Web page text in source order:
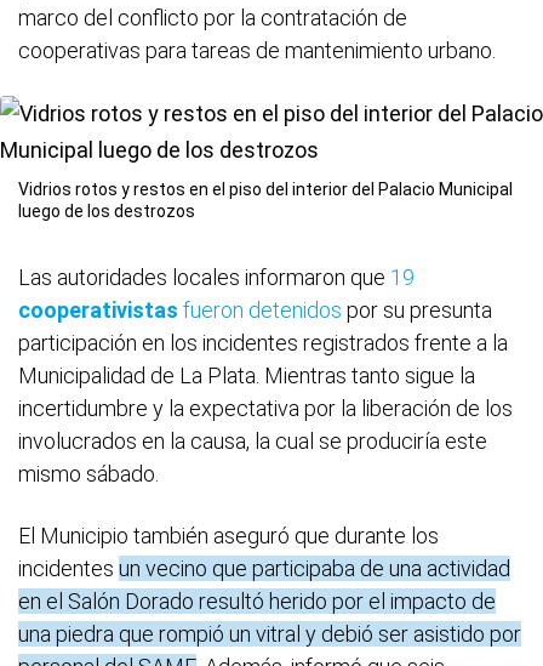
marco del conflicto por la contratación de
cooperativas para tareas de mantenimiento urbano.
Vidrios rotos y restos en el piso del interior del Palacio Municipal
luego de los destrozos
Las autoridades locales informaron que 19
cooperativistas fueron detenidos por su presunta
participación en los incidentes registrados frente a la
Municipalidad de La Plata. Mientras tanto sigue la
incertidumbre y la expectativa por la liberación de los
involucrados en la causa, la cual se produciría este
mismo sábado.
El Municipio también aseguró que durante los
incidentes un vecino que participaba de una actividad
en el Salón Dorado resultó herido por el impacto de
una piedra que rompió un vitral y debió ser asistido por